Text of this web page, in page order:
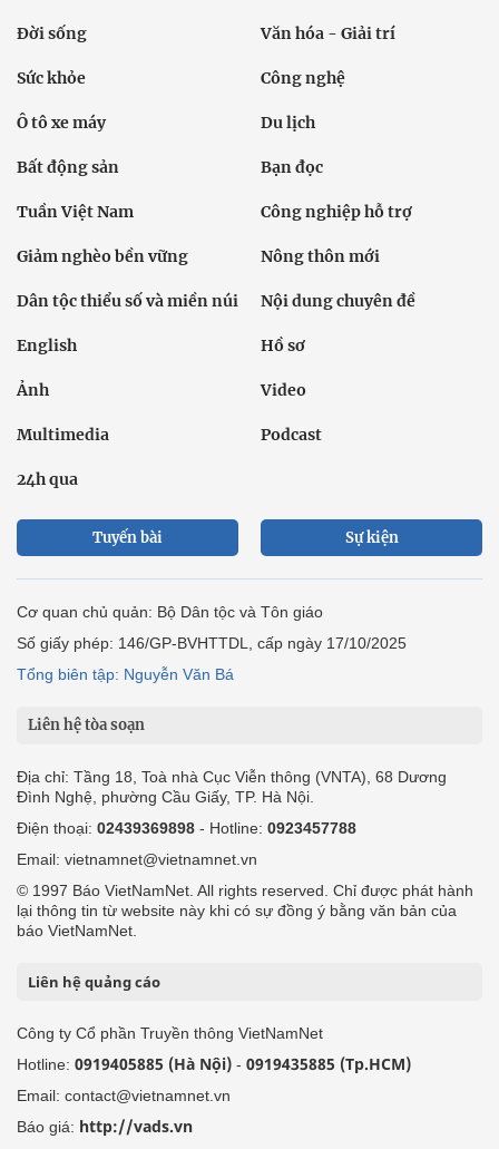
Đời sống Văn hóa - Giải trí
Sức khỏe Công nghệ
Ô tô xe máy Du lịch
Bất động sản Bạn đọc
Tuần Việt Nam Công nghiệp hỗ trợ
Giảm nghèo bền vững Nông thôn mới
Dân tộc thiểu số và miền núi Nội dung chuyên đề
English Hồ sơ
Ảnh Video
Multimedia Podcast
24h qua
Tuyến bài Sự kiện
Cơ quan chủ quản: Bộ Dân tộc và Tôn giáo
Số giấy phép: 146/GP-BVHTTDL, cấp ngày 17/10/2025
Tổng biên tập: Nguyễn Văn Bá
Liên hệ tòa soạn
Địa chỉ: Tầng 18, Toà nhà Cục Viễn thông (VNTA), 68 Dương
Đình Nghệ, phường Cầu Giấy, TP. Hà Nội.
Điện thoại: 02439369898 - Hotline: 0923457788
Email: vietnamnet@vietnamnet.vn
© 1997 Báo VietNamNet. All rights reserved. Chỉ được phát hành
lại thông tin từ website này khi có sự đồng ý bằng văn bản của
báo VietNamNet.
Liên hệ quảng cáo
Công ty Cổ phần Truyền thông VietNamNet
Hotline: 0919405885 (Hà Nội) - 0919435885 (Tp.HCM)
Email: contact@vietnamnet.vn
Báo giá: http://vads.vn